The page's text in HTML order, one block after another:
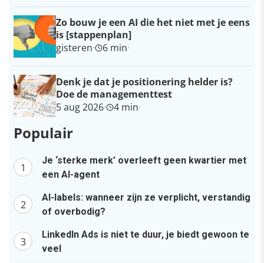
Zo bouw je een AI die het niet met je eens
is [stappenplan]
gisteren· 6 min·
Denk je dat je positionering helder is?
Doe de managementtest
5 aug 2026· 4 min·
Populair
Je ‘sterke merk’ overleeft geen kwartier met
een AI-agent
AI-labels: wanneer zijn ze verplicht, verstandig
of overbodig?
LinkedIn Ads is niet te duur, je biedt gewoon te
veel